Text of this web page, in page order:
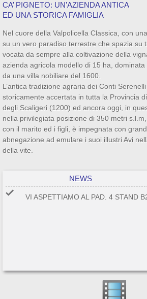
CA’ PIGNETO: UN’AZIENDA ANTICA
ED UNA STORICA FAMIGLIA
Nel cuore della Valpolicella Classica, con
su un vero paradiso terrestre che spazia su
vocata da sempre alla coltivazione della
azienda agricola modello di 15 ha,
da una villa nobiliare del 1600.
L’antica tradizione agraria dei Conti
storicamente accertata in tutta la Provincia
degli Scaligeri (1200) ed ancora oggi, in
nella privilegiata posizione di 350 metri
con il marito ed i figli, è impegnata con
abnegazione ad emulare i suoi illustri Avi
della vite.
NEWS
VI ASPETTIAMO AL PAD. 4 STAND